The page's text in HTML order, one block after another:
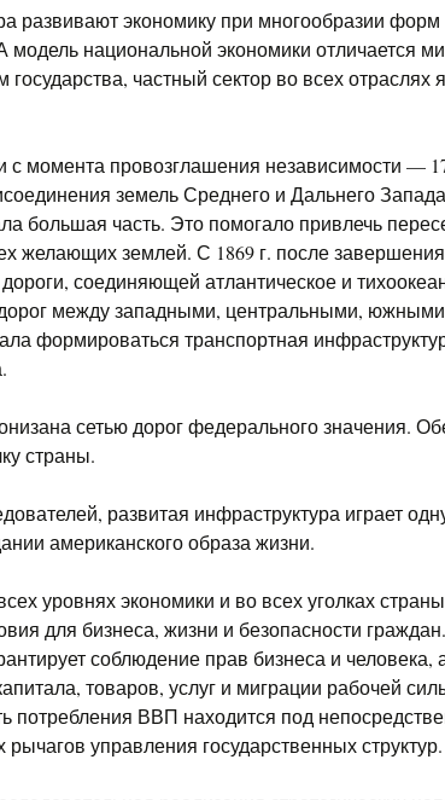
развивают экономику при многообразии форм
модель национальной экономики отличается
частный сектор во всех отраслях
момента провозглашения независимости —
земель Среднего и Дальнего
большая часть. Это помогало привлечь
желающих землей. С 1869 г. после завершения
соединяющей атлантическое и
между западными, центральными,
формироваться транспортная
сетью дорог федерального значения.
страны.
развитая инфраструктура играет
американского образа жизни.
уровнях экономики и во всех уголках
для бизнеса, жизни и безопасности
соблюдение прав бизнеса и человека,
товаров, услуг и миграции рабочей
потребления ВВП находится под
управления государственных структур.